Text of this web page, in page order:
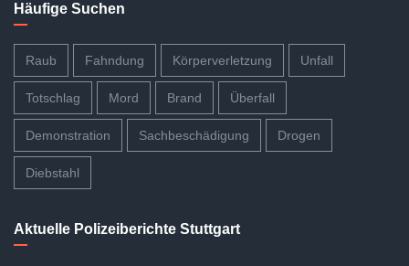
Häufige Suchen
Raub Fahndung Körperverletzung Unfall
Totschlag Mord Brand Überfall
Demonstration Sachbeschädigung Drogen
Diebstahl
Aktuelle Polizeiberichte Stuttgart